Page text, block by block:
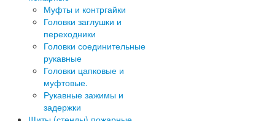
Муфты и контргайки
Головки заглушки и
переходники
Головки соединительные
рукавные
Головки цапковые и
муфтовые.
Рукавные зажимы и
задержки